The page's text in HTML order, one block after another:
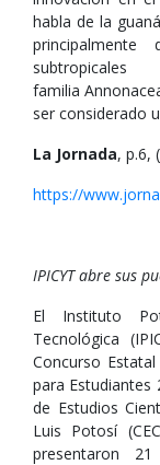
habla de la
familia
ser considerado
La Jornada, p.6,
https://
IPICYT abre sus
El Instituto
Tecnológica
Concurso
para Estudiantes
de Estudios
Luis Potosí
presentaron